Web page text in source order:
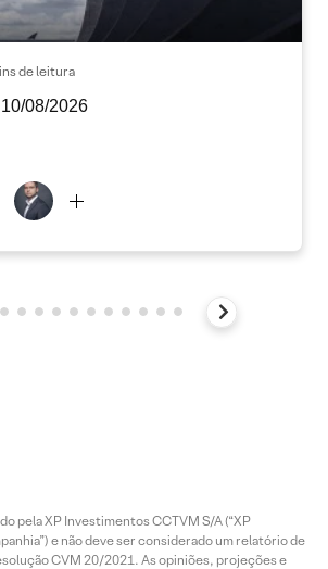
de leitura
08/2026
pela XP Investimentos CCTVM S/A (“XP
e não deve ser considerado um relatório de
CVM 20/2021. As opiniões, projeções e